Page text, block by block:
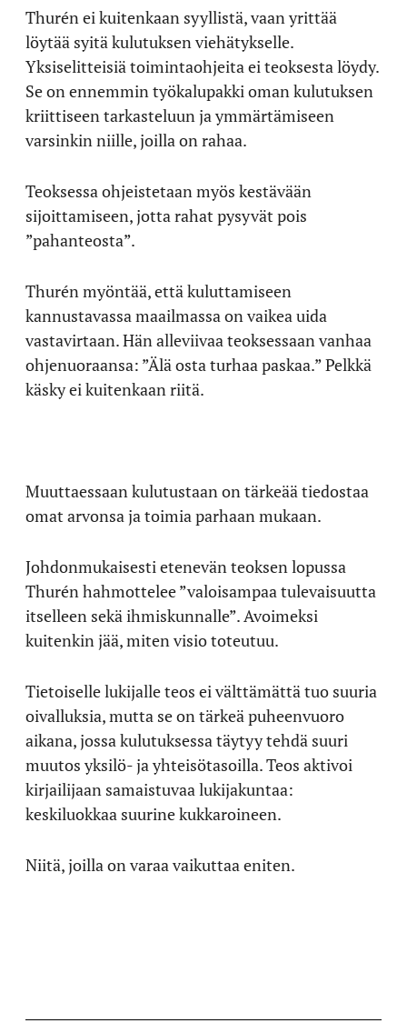
Thurén ei kuitenkaan syyllistä, vaan yrittää
löytää syitä kulutuksen viehätykselle.
Yksiselitteisiä toimintaohjeita ei teoksesta löydy.
Se on ennemmin työkalupakki oman kulutuksen
kriittiseen tarkasteluun ja ymmärtämiseen
varsinkin niille, joilla on rahaa.
Teoksessa ohjeistetaan myös kestävään
sijoittamiseen, jotta rahat pysyvät pois
”pahanteosta”.
Thurén myöntää, että kuluttamiseen
kannustavassa maailmassa on vaikea uida
vastavirtaan. Hän alleviivaa teoksessaan vanhaa
ohjenuoraansa: ”Älä osta turhaa paskaa.” Pelkkä
käsky ei kuitenkaan riitä.
Muuttaessaan kulutustaan on tärkeää tiedostaa
omat arvonsa ja toimia parhaan mukaan.
Johdonmukaisesti etenevän teoksen lopussa
Thurén hahmottelee ”valoisampaa tulevaisuutta
itselleen sekä ihmiskunnalle”. Avoimeksi
kuitenkin jää, miten visio toteutuu.
Tietoiselle lukijalle teos ei välttämättä tuo suuria
oivalluksia, mutta se on tärkeä puheenvuoro
aikana, jossa kulutuksessa täytyy tehdä suuri
muutos yksilö- ja yhteisötasoilla. Teos aktivoi
kirjailijaan samaistuvaa lukijakuntaa:
keskiluokkaa suurine kukkaroineen.
Niitä, joilla on varaa vaikuttaa eniten.